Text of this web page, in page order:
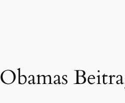
Obamas